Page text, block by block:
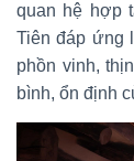
quan hệ hợp
Tiên đáp ứng
phồn vinh,
bình, ổn định